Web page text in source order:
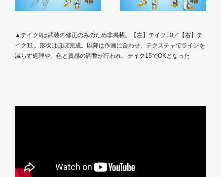
▲テイク9は武装の修正のみのため非掲載。【左】テイク10／【右】テ
イク11。形状はほぼ完成。以降は作画に合わせ、テクスチャでラインを
減らす処理や、色と質感の調整が行われ、テイク15でOKとなった